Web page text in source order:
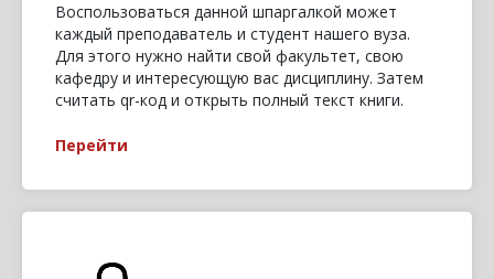
Воспользоваться данной шпаргалкой может
каждый преподаватель и студент нашего вуза.
Для этого нужно найти свой факультет, свою
кафедру и интересующую вас дисциплину. Затем
считать qr-код и открыть полный текст книги.
Перейти